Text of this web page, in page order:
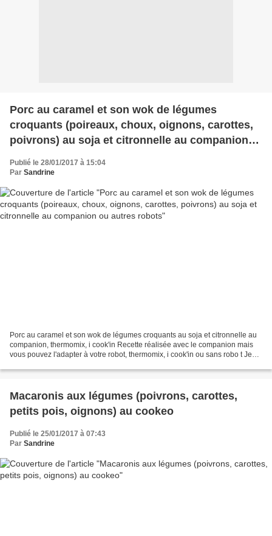
Porc au caramel et son wok de légumes
croquants (poireaux, choux, oignons, carottes,
poivrons) au soja et citronnelle au companion
Publié le 28/01/2017 à 15:04
Par Sandrine
Porc au caramel et son wok de légumes croquants au soja et citronnelle au
companion, thermomix, i cook'in Recette réalisée avec le companion mais
vous pouvez l'adapter à votre robot, thermomix, i cook'in ou sans robo t Je
Macaronis aux légumes (poivrons, carottes,
petits pois, oignons) au cookeo
Publié le 25/01/2017 à 07:43
Par Sandrine